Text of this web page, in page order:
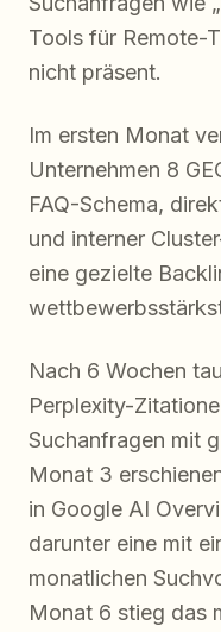
Tools für Remote-
nicht präsent.
Im ersten Monat
Unternehmen 8
FAQ-Schema,
und interner
eine gezielte
Nach 6 Wochen
Perplexity-
Suchanfragen mit
Monat 3
in Google AI
darunter eine mit
monatlichen
Monat 6 stieg das